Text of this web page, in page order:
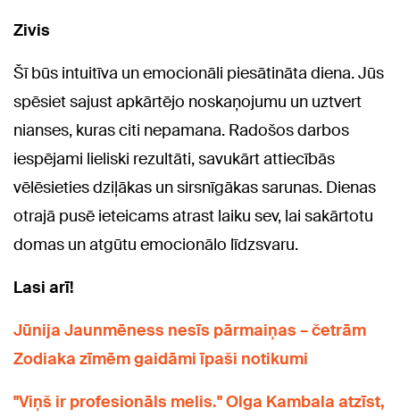
Zivis
Šī būs intuitīva un emocionāli piesātināta diena. Jūs
spēsiet sajust apkārtējo noskaņojumu un uztvert
nianses, kuras citi nepamana. Radošos darbos
iespējami lieliski rezultāti, savukārt attiecībās
vēlēsieties dziļākas un sirsnīgākas sarunas. Dienas
otrajā pusē ieteicams atrast laiku sev, lai sakārtotu
domas un atgūtu emocionālo līdzsvaru.
Lasi arī!
Jūnija Jaunmēness nesīs pārmaiņas – četrām
Zodiaka zīmēm gaidāmi īpaši notikumi
"Viņš ir profesionāls melis." Olga Kambala atzīst,